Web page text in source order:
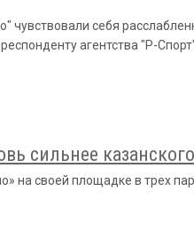
чувствовали себя
агентства "Р-
сильнее казанского
на своей площадке в трех